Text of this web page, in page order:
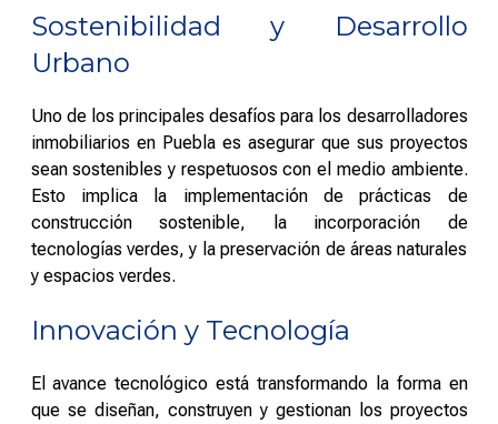
Sostenibilidad y Desarrollo
Urbano
Uno de los principales desafíos para los desarrolladores
inmobiliarios en Puebla es asegurar que sus proyectos
sean sostenibles y respetuosos con el medio ambiente.
Esto implica la implementación de prácticas de
construcción sostenible, la incorporación de
tecnologías verdes, y la preservación de áreas naturales
y espacios verdes.
Innovación y Tecnología
El avance tecnológico está transformando la forma en
que se diseñan, construyen y gestionan los proyectos